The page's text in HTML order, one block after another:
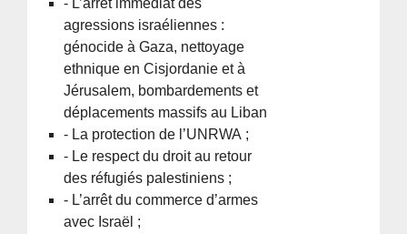
agressions israéliennes :
génocide à Gaza, nettoyage
ethnique en Cisjordanie et à
Jérusalem, bombardements et
déplacements massifs au Liban
- La protection de l’UNRWA ;
- Le respect du droit au retour
des réfugiés palestiniens ;
- L’arrêt du commerce d’armes
avec Israël ;